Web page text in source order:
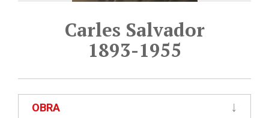
Carles Salvador
1893-1955
OBRA